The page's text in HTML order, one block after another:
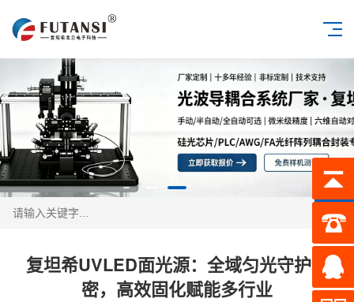
搜索
复坦希UVLED面光源：全域匀光守护精
密，高效固化赋能多行业